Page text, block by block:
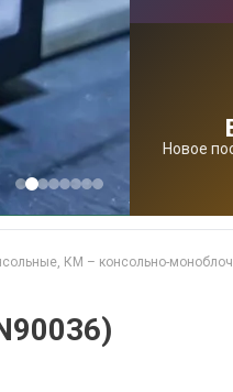
Новое
КМ – консольно-